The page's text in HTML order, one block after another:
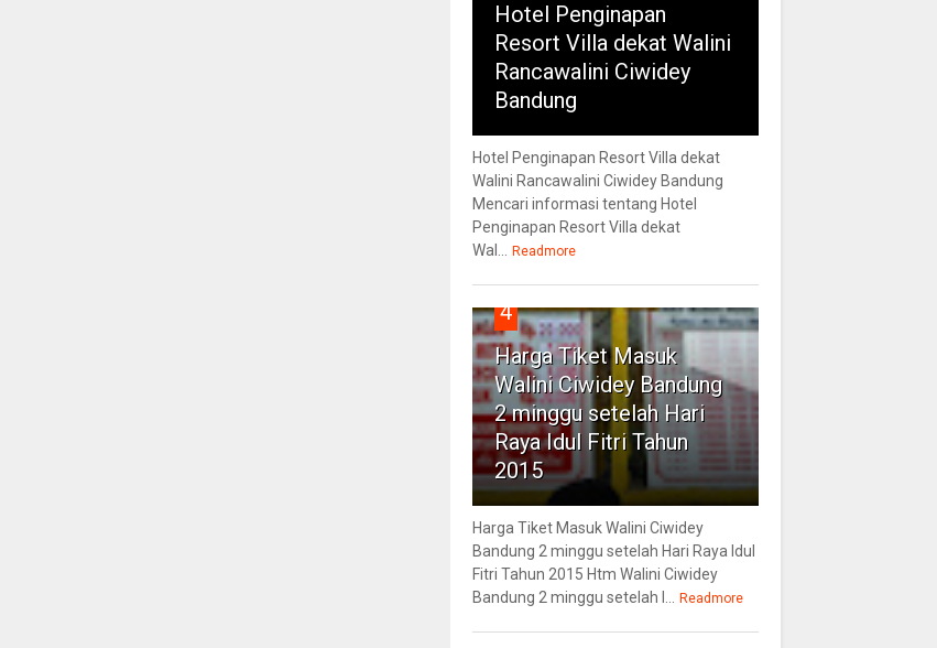
Hotel Penginapan
Resort Villa dekat Walini
Rancawalini Ciwidey
Bandung
Hotel Penginapan Resort Villa dekat
Walini Rancawalini Ciwidey Bandung
Mencari informasi tentang Hotel
Penginapan Resort Villa dekat
Wal... Readmore
4
Harga Tiket Masuk
Walini Ciwidey Bandung
2 minggu setelah Hari
Raya Idul Fitri Tahun
2015
Harga Tiket Masuk Walini Ciwidey
Bandung 2 minggu setelah Hari Raya Idul
Fitri Tahun 2015 Htm Walini Ciwidey
Bandung 2 minggu setelah l... Readmore